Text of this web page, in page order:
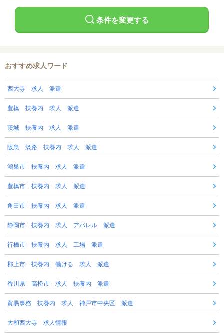
条件を変更する
おすすめ求人ワード
西大寺 求人 派遣
豊橋 扶養内 求人 派遣
茨城 扶養内 求人 派遣
阪急 淡路 扶養内 求人 派遣
鴻巣市 扶養内 求人 派遣
豊橋市 扶養内 求人 派遣
角田市 扶養内 求人 派遣
静岡市 扶養内 求人 アパレル 派遣
行橋市 扶養内 求人 工場 派遣
郡上市 扶養内 働ける 求人 派遣
香川県 高松市 求人 扶養内 派遣
貿易事務 扶養内 求人 神戸市中央区 派遣
大和西大寺 求人情報